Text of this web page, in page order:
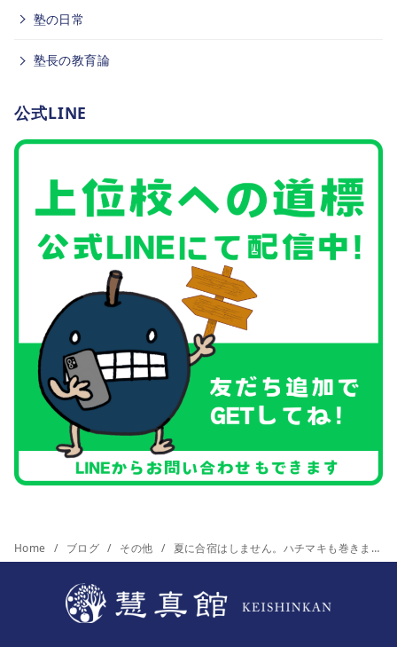
塾の日常
塾長の教育論
公式LINE
Home ブログ その他 夏に合宿はしません。ハチマキも巻きません。徹夜もしません。